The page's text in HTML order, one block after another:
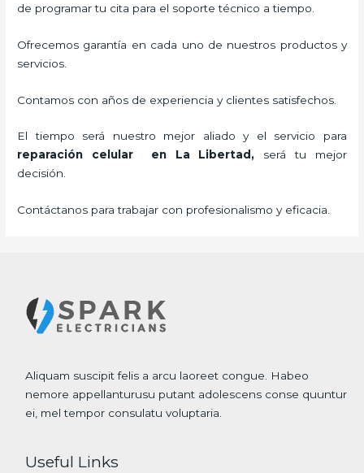
de programar tu cita para el soporte técnico a tiempo.
Ofrecemos garantía en cada uno de nuestros productos y
servicios.
Contamos con años de experiencia y clientes satisfechos.
El tiempo será nuestro mejor aliado y el servicio para
reparación celularen La Libertad, será tu mejor
decisión.
Contáctanos para trabajar con profesionalismo y eficacia.
Aliquam suscipit felis a arcu laoreet congue. Habeo
nemore appellanturusu putant adolescens conse quuntur
ei, mel tempor consulatu voluptaria.
Useful Links